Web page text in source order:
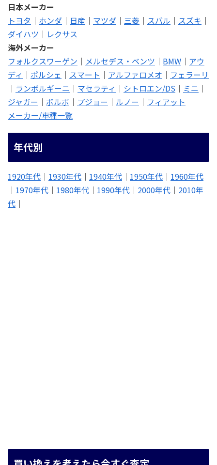
日本メーカー
トヨタ ｜ ホンダ ｜ 日産 ｜ マツダ ｜ 三菱 ｜ スバル ｜ スズキ ｜
ダイハツ ｜ レクサス
海外メーカー
フォルクスワーゲン ｜ メルセデス・ベンツ ｜ BMW ｜ アウ
ディ ｜ ポルシェ ｜ スマート ｜ アルファロメオ ｜ フェラーリ
｜ ランボルギーニ ｜ マセラティ ｜ シトロエン/DS ｜ ミニ ｜
ジャガー ｜ ボルボ ｜ プジョー ｜ ルノー ｜ フィアット
メーカー/車種一覧
年代別
1920年代 ｜ 1930年代 ｜ 1940年代 ｜ 1950年代 ｜ 1960年代
｜ 1970年代 ｜ 1980年代 ｜ 1990年代 ｜ 2000年代 ｜ 2010年
代 ｜